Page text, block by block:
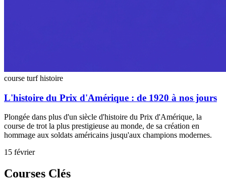
course turfhistoire
L'histoire du Prix d'Amérique : de 1920 à nos jours
Plongée dans plus d'un siècle d'histoire du Prix d'Amérique, la
course de trot la plus prestigieuse au monde, de sa création en
hommage aux soldats américains jusqu'aux champions modernes.
15 février
Courses Clés